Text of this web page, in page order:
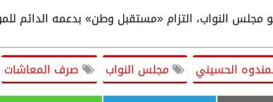
مجلس النواب، التزام «مستقبل وطن» بدعمه الدائم
الحسيني مجلس النواب صرف المعاشات